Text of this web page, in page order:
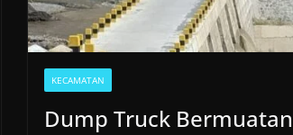
KECAMATAN
Dump Truck Bermuatan